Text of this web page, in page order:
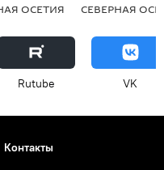
ОСЕТИЯ СЕВЕРНАЯ
Rutube VK
Контакты